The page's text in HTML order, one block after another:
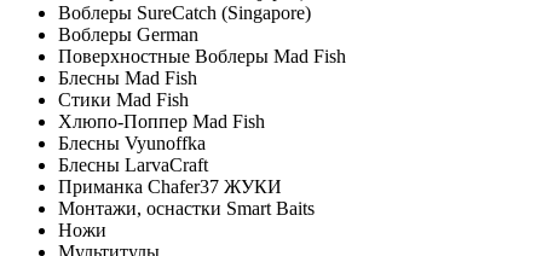
Воблеры SureCatch (Singapore)
Воблеры German
Поверхностные Воблеры Mad Fish
Блесны Mad Fish
Стики Mad Fish
Хлюпо-Поппер Mad Fish
Блесны Vyunoffka
Блесны LarvaCraft
Приманка Chafer37 ЖУКИ
Монтажи, оснастки Smart Baits
Ножи
Мультитулы